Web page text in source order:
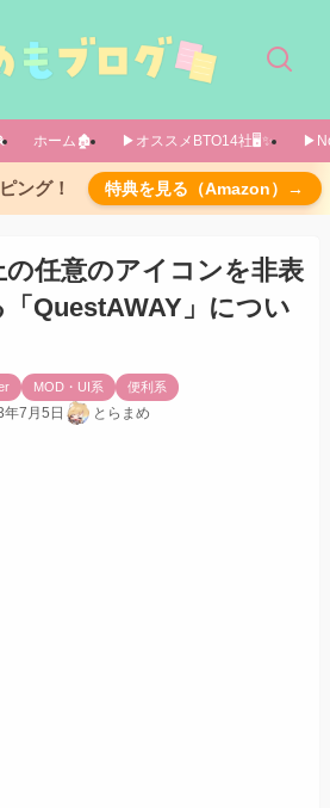
ホーム🏚️ ▶オススメBTO14社🖥️✨️
ング！ 特典を見る（Amazon）→
の任意のアイコンを非表
QuestAWAY」につい
MOD・UI系 便利系
年7月5日 とらまめ
タブ
タブ